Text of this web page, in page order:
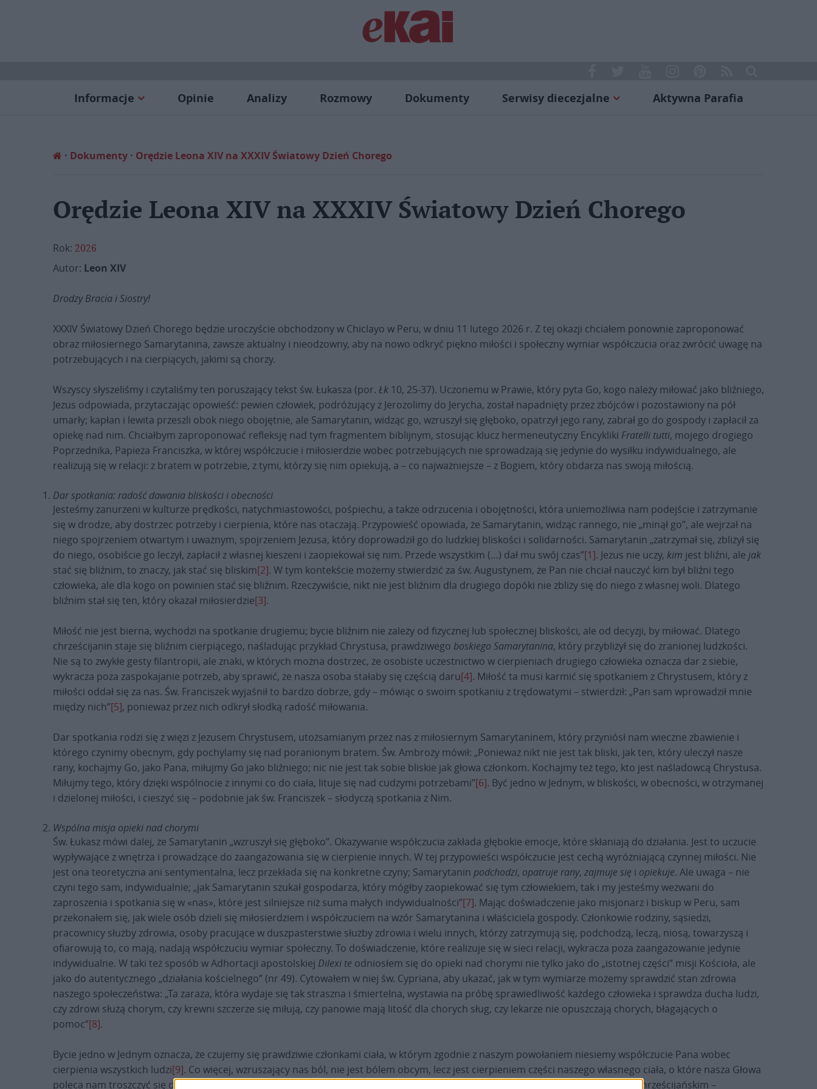
Informacje Opinie Analizy Rozmowy Dokumenty Serwisy diecezjalne Aktywna Parafia
Dokumenty Orędzie Leona XIV na XXXIV Światowy Dzień Chorego
Orędzie Leona XIV na XXXIV Światowy Dzień Chorego
Rok: 2026
Autor: Leon XIV
Drodzy Bracia i Siostry!
XXXIV Światowy Dzień Chorego będzie uroczyście obchodzony w Chiclayo w Peru, w dniu 11 lutego 2026 r. Z tej okazji chciałem ponownie zaproponować
obraz miłosiernego Samarytanina, zawsze aktualny i nieodzowny, aby na nowo odkryć piękno miłości i społeczny wymiar współczucia oraz zwrócić uwagę na
potrzebujących i na cierpiących, jakimi są chorzy.
Wszyscy słyszeliśmy i czytaliśmy ten poruszający tekst św. Łukasza (por. Łk 10, 25-37). Uczonemu w Prawie, który pyta Go, kogo należy miłować jako bliźniego,
Jezus odpowiada, przytaczając opowieść: pewien człowiek, podróżujący z Jerozolimy do Jerycha, został napadnięty przez zbójców i pozostawiony na pół
umarły; kapłan i lewita przeszli obok niego obojętnie, ale Samarytanin, widząc go, wzruszył się głęboko, opatrzył jego rany, zabrał go do gospody i zapłacił za
opiekę nad nim. Chciałbym zaproponować refleksję nad tym fragmentem biblijnym, stosując klucz hermeneutyczny Encykliki Fratelli tutti, mojego drogiego
Poprzednika, Papieża Franciszka, w której współczucie i miłosierdzie wobec potrzebujących nie sprowadzają się jedynie do wysiłku indywidualnego, ale
realizują się w relacji: z bratem w potrzebie, z tymi, którzy się nim opiekują, a – co najważniejsze – z Bogiem, który obdarza nas swoją miłością.
Dar spotkania: radość dawania bliskości i obecności
Jesteśmy zanurzeni w kulturze prędkości, natychmiastowości, pośpiechu, a także odrzucenia i obojętności, która uniemożliwia nam podejście i zatrzymanie
się w drodze, aby dostrzec potrzeby i cierpienia, które nas otaczają. Przypowieść opowiada, że Samarytanin, widząc rannego, nie „minął go”, ale wejrzał na
niego spojrzeniem otwartym i uważnym, spojrzeniem Jezusa, który doprowadził go do ludzkiej bliskości i solidarności. Samarytanin „zatrzymał się, zbliżył się
do niego, osobiście go leczył, zapłacił z własnej kieszeni i zaopiekował się nim. Przede wszystkim (…) dał mu swój czas”[1]. Jezus nie uczy, kim jest bliźni, ale jak
stać się bliźnim, to znaczy, jak stać się bliskim[2]. W tym kontekście możemy stwierdzić za św. Augustynem, że Pan nie chciał nauczyć kim był bliźni tego
człowieka, ale dla kogo on powinien stać się bliźnim. Rzeczywiście, nikt nie jest bliźnim dla drugiego dopóki nie zbliży się do niego z własnej woli. Dlatego
bliźnim stał się ten, który okazał miłosierdzie[3].
Miłość nie jest bierna, wychodzi na spotkanie drugiemu; bycie bliźnim nie zależy od fizycznej lub społecznej bliskości, ale od decyzji, by miłować. Dlatego
chrześcijanin staje się bliźnim cierpiącego, naśladując przykład Chrystusa, prawdziwego boskiego Samarytanina, który przybliżył się do zranionej ludzkości.
Nie są to zwykłe gesty filantropii, ale znaki, w których można dostrzec, że osobiste uczestnictwo w cierpieniach drugiego człowieka oznacza dar z siebie,
wykracza poza zaspokajanie potrzeb, aby sprawić, że nasza osoba stałaby się częścią daru[4]. Miłość ta musi karmić się spotkaniem z Chrystusem, który z
miłości oddał się za nas. Św. Franciszek wyjaśnił to bardzo dobrze, gdy – mówiąc o swoim spotkaniu z trędowatymi – stwierdził: „Pan sam wprowadził mnie
między nich”[5], ponieważ przez nich odkrył słodką radość miłowania.
Dar spotkania rodzi się z więzi z Jezusem Chrystusem, utożsamianym przez nas z miłosiernym Samarytaninem, który przyniósł nam wieczne zbawienie i
którego czynimy obecnym, gdy pochylamy się nad poranionym bratem. Św. Ambroży mówił: „Ponieważ nikt nie jest tak bliski, jak ten, który uleczył nasze
rany, kochajmy Go, jako Pana, miłujmy Go jako bliźniego; nic nie jest tak sobie bliskie jak głowa członkom. Kochajmy też tego, kto jest naśladowcą Chrystusa.
Miłujmy tego, który dzięki wspólnocie z innymi co do ciała, lituje się nad cudzymi potrzebami”[6]. Być jedno w Jednym, w bliskości, w obecności, w otrzymanej
i dzielonej miłości, i cieszyć się – podobnie jak św. Franciszek – słodyczą spotkania z Nim.
Wspólna misja opieki nad chorymi
Św. Łukasz mówi dalej, że Samarytanin „wzruszył się głęboko”. Okazywanie współczucia zakłada głębokie emocje, które skłaniają do działania. Jest to uczucie
wypływające z wnętrza i prowadzące do zaangażowania się w cierpienie innych. W tej przypowieści współczucie jest cechą wyróżniającą czynnej miłości. Nie
jest ona teoretyczna ani sentymentalna, lecz przekłada się na konkretne czyny; Samarytanin podchodzi, opatruje rany, zajmuje się i opiekuje. Ale uwaga – nie
czyni tego sam, indywidualnie; „jak Samarytanin szukał gospodarza, który mógłby zaopiekować się tym człowiekiem, tak i my jesteśmy wezwani do
zaproszenia i spotkania się w «nas», które jest silniejsze niż suma małych indywidualności”[7]. Mając doświadczenie jako misjonarz i biskup w Peru, sam
przekonałem się, jak wiele osób dzieli się miłosierdziem i współczuciem na wzór Samarytanina i właściciela gospody. Członkowie rodziny, sąsiedzi,
pracownicy służby zdrowia, osoby pracujące w duszpasterstwie służby zdrowia i wielu innych, którzy zatrzymują się, podchodzą, leczą, niosą, towarzyszą i
ofiarowują to, co mają, nadają współczuciu wymiar społeczny. To doświadczenie, które realizuje się w sieci relacji, wykracza poza zaangażowanie jedynie
indywidualne. W taki też sposób w Adhortacji apostolskiej Dilexi te odniosłem się do opieki nad chorymi nie tylko jako do „istotnej części” misji Kościoła, ale
jako do autentycznego „działania kościelnego” (nr 49). Cytowałem w niej św. Cypriana, aby ukazać, jak w tym wymiarze możemy sprawdzić stan zdrowia
naszego społeczeństwa: „Ta zaraza, która wydaje się tak straszna i śmiertelna, wystawia na próbę sprawiedliwość każdego człowieka i sprawdza ducha ludzi,
czy zdrowi służą chorym, czy krewni szczerze się miłują, czy panowie mają litość dla chorych sług, czy lekarze nie opuszczają chorych, błagających o
pomoc”[8].
Bycie jedno w Jednym oznacza, że czujemy się prawdziwie członkami ciała, w którym zgodnie z naszym powołaniem niesiemy współczucie Pana wobec
cierpienia wszystkich ludzi[9]. Co więcej, wzruszający nas ból, nie jest bólem obcym, lecz jest cierpieniem części naszego własnego ciała, o które nasza Głowa
poleca nam troszczyć się dla dobra wszystkich. W tym sensie utożsamia się ono z cierpieniem Chrystusa i – ofiarowane w duchu chrześcijańskim –